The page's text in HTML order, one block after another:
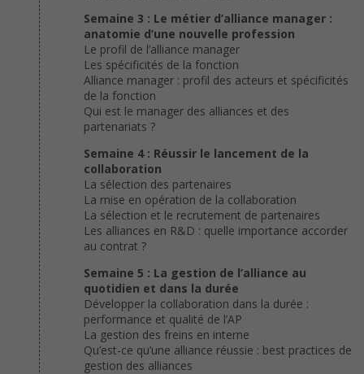
Semaine 3 : Le métier d’alliance manager :
anatomie d’une nouvelle profession
Le profil de l’alliance manager
Les spécificités de la fonction
Alliance manager : profil des acteurs et spécificités
de la fonction
Qui est le manager des alliances et des
partenariats ?
Semaine 4 : Réussir le lancement de la
collaboration
La sélection des partenaires
La mise en opération de la collaboration
La sélection et le recrutement de partenaires
Les alliances en R&D : quelle importance accorder
au contrat ?
Semaine 5 : La gestion de l’alliance au
quotidien et dans la durée
Développer la collaboration dans la durée :
performance et qualité de l’AP
La gestion des freins en interne
Qu’est-ce qu’une alliance réussie : best practices de
gestion des alliances